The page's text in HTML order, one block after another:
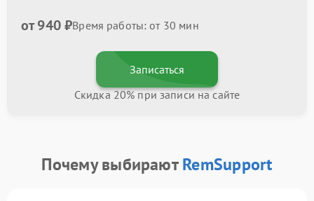
от 940 ₽Время работы: от 30 мин
Записаться
Скидка 20% при записи на сайте
Почему выбираютRemSupport